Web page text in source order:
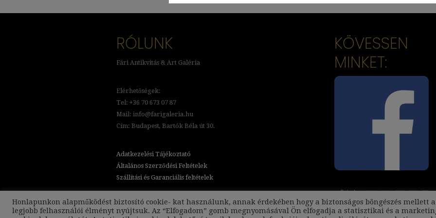
RÓLUNK
Fári Antikvitás & Art Galéria
Elérhetőségek:
Tel: +36 70 673 07 87
Mail: info@farigaleria.hu
Cím: Budapest, Bartók Béla út 30.
Adatkezelési Tájékoztató
Általános Szerződési Feltételek
Szállítási és Garanciális feltételek
KÖVESSEN
MINKET:
Honlapunkon alapműködést biztosító cookie- kat használunk, annak érdekében hogy a biztonságos böngészés mellett a
legjobb felhasználói élményt nyújtsuk. Az “Elfogadom” gomb megnyomásával Ön elfogadja a statisztikai és a